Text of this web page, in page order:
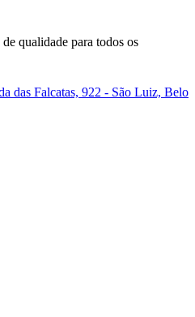
qualidade para todos os
das Falcatas, 922 - São Luiz, Belo